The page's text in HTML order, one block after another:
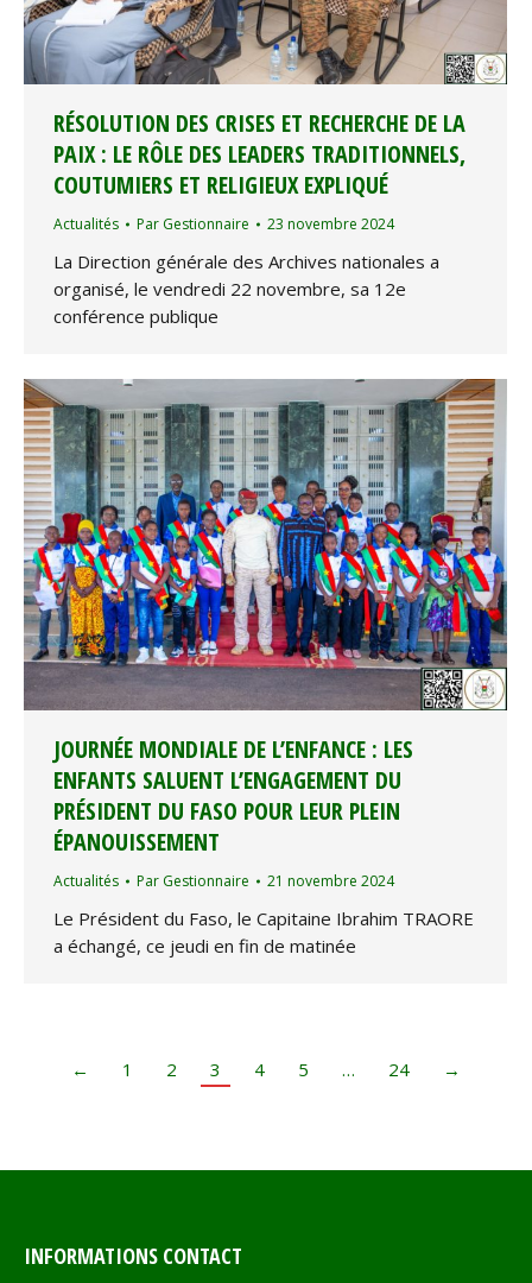
RÉSOLUTION DES CRISES ET RECHERCHE DE LA
PAIX : LE RÔLE DES LEADERS TRADITIONNELS,
COUTUMIERS ET RELIGIEUX EXPLIQUÉ
Actualités Par Gestionnaire 23 novembre 2024
La Direction générale des Archives nationales a
organisé, le vendredi 22 novembre, sa 12e
conférence publique
JOURNÉE MONDIALE DE L’ENFANCE : LES
ENFANTS SALUENT L’ENGAGEMENT DU
PRÉSIDENT DU FASO POUR LEUR PLEIN
ÉPANOUISSEMENT
Actualités Par Gestionnaire 21 novembre 2024
Le Président du Faso, le Capitaine Ibrahim TRAORE
a échangé, ce jeudi en fin de matinée
← 1 2 3 4 5 … 24 →
INFORMATIONS CONTACT